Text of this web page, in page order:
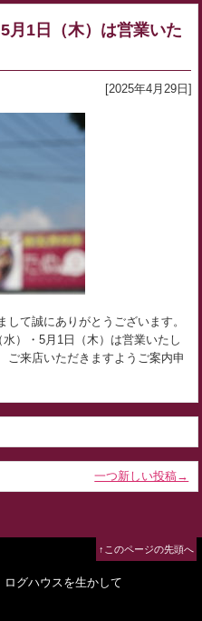
イ
1日（木）は営業いた
[2025年4月29日]
て誠にありがとうございます。
）・5月1日（木）は営業いたし
来店いただきますようご案内申
一つ新しい投稿→
↑このページの先頭へ
ログハウスを生かして